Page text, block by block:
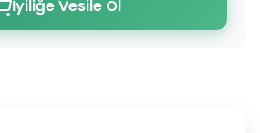
İyiliğe Vesile Ol